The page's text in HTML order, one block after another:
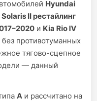
Hyundai
II рестайлинг
и Kia Rio IV
без противотуманных
тягово-сцепное
— данный
A и рассчитано на